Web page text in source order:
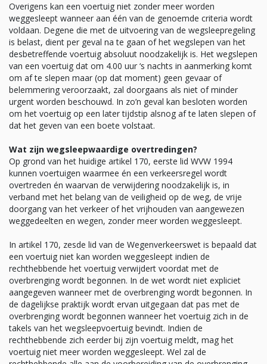
Overigens kan een voertuig niet zonder meer worden
weggesleept wanneer aan één van de genoemde criteria wordt
voldaan. Degene die met de uitvoering van de wegsleepregeling
is belast, dient per geval na te gaan of het wegslepen van het
desbetreffende voertuig absoluut noodzakelijk is. Het wegslepen
van een voertuig dat om 4.00 uur ‘s nachts in aanmerking komt
om af te slepen maar (op dat moment) geen gevaar of
belemmering veroorzaakt, zal doorgaans als niet of minder
urgent worden beschouwd. In zo’n geval kan besloten worden
om het voertuig op een later tijdstip alsnog af te laten slepen of
dat het geven van een boete volstaat.
Wat zijn wegsleepwaardige overtredingen?
Op grond van het huidige artikel 170, eerste lid WVW 1994
kunnen voertuigen waarmee én een verkeersregel wordt
overtreden én waarvan de verwijdering noodzakelijk is, in
verband met het belang van de veiligheid op de weg, de vrije
doorgang van het verkeer of het vrijhouden van aangewezen
weggedeelten en wegen, zonder meer worden weggesleept.
In artikel 170, zesde lid van de Wegenverkeerswet is bepaald dat
een voertuig niet kan worden weggesleept indien de
rechthebbende het voertuig verwijdert voordat met de
overbrenging wordt begonnen. In de wet wordt niet expliciet
aangegeven wanneer met de overbrenging wordt begonnen. In
de dagelijkse praktijk wordt ervan uitgegaan dat pas met de
overbrenging wordt begonnen wanneer het voertuig zich in de
takels van het wegsleepvoertuig bevindt. Indien de
rechthebbende zich eerder bij zijn voertuig meldt, mag het
voertuig niet meer worden weggesleept. Wel zal de